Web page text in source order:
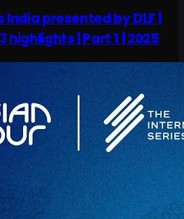
presented by DLF |
highlights | Part 1 | 2025